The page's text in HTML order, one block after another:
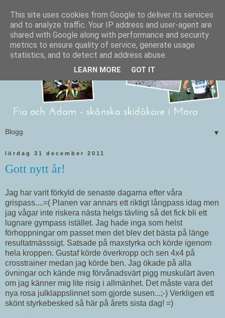
▼
lördag 31 december 2011
Gott nytt år!
Jag har varit förkyld de senaste dagarna efter våra
grispass....=( Planen var annars ett riktigt långpass idag men
jag vågar inte riskera nästa helgs tävling så det fick bli ett
lugnare gympass istället. Jag hade inga som helst
förhoppningar om passet men det blev det bästa på länge
resultatmässsigt. Satsade på maxstyrka och körde igenom
hela kroppen. Gustaf körde överkropp och sen 4x4 på
crosstrainer medan jag körde ben. Jag ökade på alla
övningar och kände mig förvånadsvärt pigg muskulärt även
om jag känner mig lite risig i allmänhet. Det måste vara det
nya rosa julklappslinnet som gjorde susen...;-) Verkligen ett
skönt styrkebesked så här på årets sista dag! =)
This site uses cookies from Google to deliver its services
and to analyze traffic. Your IP address and user-agent are
shared with Google along with performance and security
metrics to ensure quality of service, generate usage
statistics, and to detect and address abuse.
LEARN MORE GOT IT